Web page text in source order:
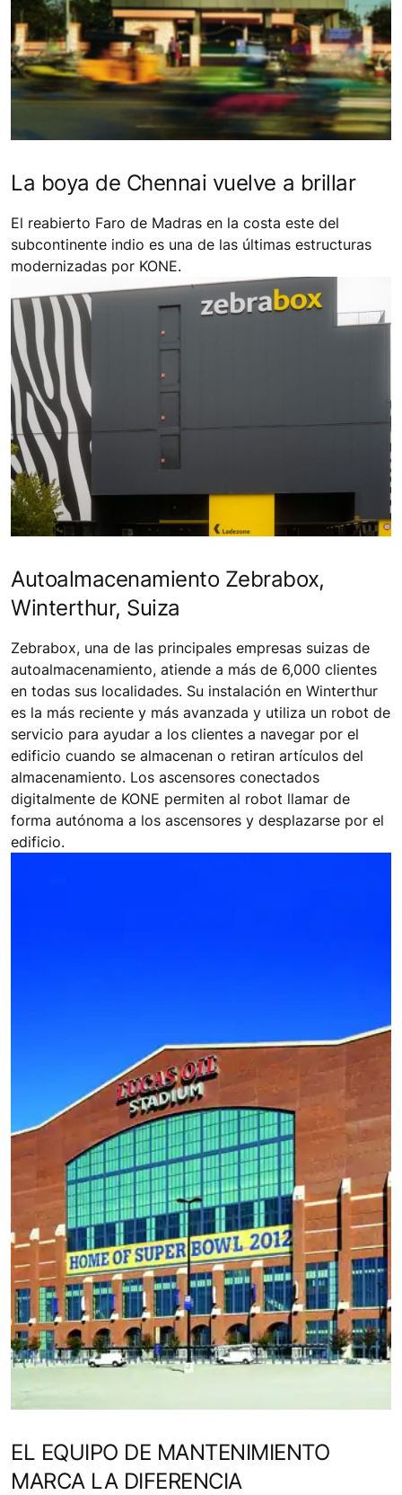
La boya de Chennai vuelve a brillar
El reabierto Faro de Madras en la costa este del
subcontinente indio es una de las últimas estructuras
modernizadas por KONE.
Autoalmacenamiento Zebrabox,
Winterthur, Suiza
Zebrabox, una de las principales empresas suizas de
autoalmacenamiento, atiende a más de 6,000 clientes
en todas sus localidades. Su instalación en Winterthur
es la más reciente y más avanzada y utiliza un robot de
servicio para ayudar a los clientes a navegar por el
edificio cuando se almacenan o retiran artículos del
almacenamiento. Los ascensores conectados
digitalmente de KONE permiten al robot llamar de
forma autónoma a los ascensores y desplazarse por el
edificio.
EL EQUIPO DE MANTENIMIENTO
MARCA LA DIFERENCIA